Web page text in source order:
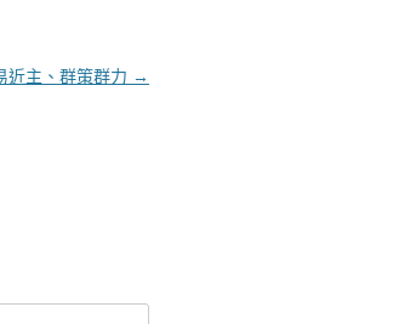
近主、群策群力 →